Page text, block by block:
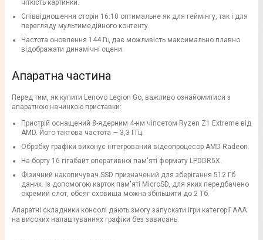
чіткість картинки.
Співвідношення сторін 16:10 оптимальне як для геймінгу, так і для
перегляду мультимедійного контенту.
Частота оновлення 144 Гц дає можливість максимально плавно
відображати динамічні сцени.
Апаратна частина
Перед тим, як купити Lenovo Legion Go, важливо ознайомитися з
апаратною начинкою приставки:
Пристрій оснащений 8-ядерним 4-нм чіпсетом Ryzen Z1 Extreme від
AMD. Його тактова частота — 3,3 ГГц.
Обробку графіки виконує інтегрований відеопроцесор AMD Radeon.
На борту 16 гігабайт оперативної пам'яті формату LPDDR5Х.
Фізичний накопичувач SSD призначений для зберігання 512 Гб
даних. Із допомогою карток пам'яті MicroSD, для яких передбачено
окремий слот, обсяг сховища можна збільшити до 2 Тб.
Апаратні складники консолі дають змогу запускати ігри категорії AAA
на високих налаштуваннях графіки без зависань.